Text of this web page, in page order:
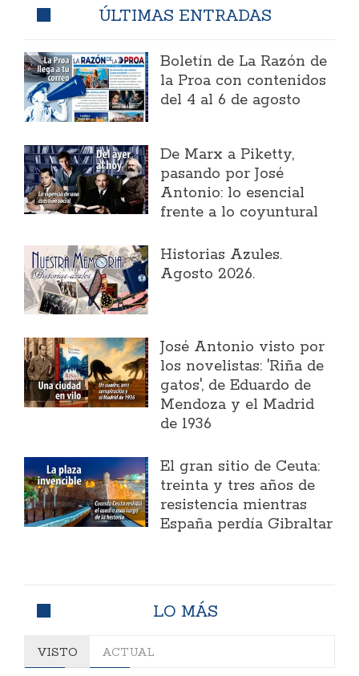
ÚLTIMAS ENTRADAS
Boletín de La Razón de
la Proa con contenidos
del 4 al 6 de agosto
​De Marx a Piketty,
pasando por José
Antonio: lo esencial
frente a lo coyuntural
Historias Azules.
Agosto 2026.
José Antonio visto por
los novelistas: 'Riña de
gatos', de Eduardo de
Mendoza y el Madrid
de 1936
El gran sitio de Ceuta:
treinta y tres años de
resistencia mientras
España perdía Gibraltar
LO MÁS
VISTO ACTUAL